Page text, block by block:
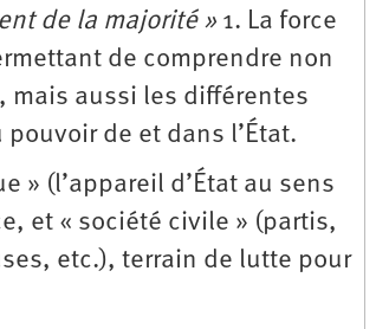
de la majorité » 1. La force
de comprendre non
mais aussi les différentes
de et dans l’État.
» (l’appareil d’État au sens
et « société civile » (partis,
etc.), terrain de lutte pour